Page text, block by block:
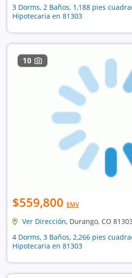
3 Dorms, 2 Baños, 1,188 pies
Hipotecaria en 81303
10
$559,800 EMV
Ver Dirección, Durango, CO 81303
4 Dorms, 3 Baños, 2,266 pies
Hipotecaria en 81303